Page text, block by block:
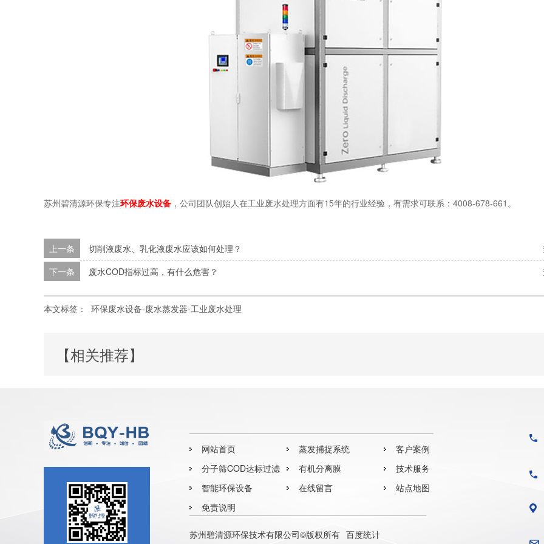
苏州碧清源环保专注环保废水设备 ，公司团队创始人在工业废水处理方面有15年的行业经验，有需求可联系：4008-678-661。
上一条
切削液废水、乳化液废水应该如何处理？
下一条 废水COD指标过高，有什么危害？
本文标签： 环保废水设备-废水蒸发器-工业废水处理
【相关推荐】
网站首页 蒸发捕捉系统
客户案例
分子筛COD达标过滤
器
有机分离膜
技术服务
智能环保设备
在线留言
站点地图
免责说明
苏州碧清源环保技术有限公司©版权所有 百度统计